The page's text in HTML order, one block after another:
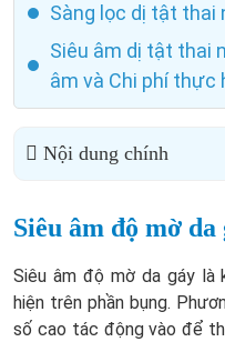
Sàng lọc dị tật thai
Siêu âm dị tật thai
âm và Chi phí thực
Nội dung chính
Siêu âm độ mờ da
Siêu âm độ mờ da gáy
hiện trên phần bụng.
số cao tác động vào để